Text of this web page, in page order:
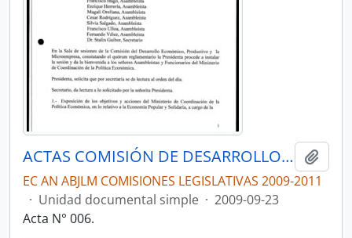
ACTAS COMISIÓN DE DESARROLLO ECONÓMICO, PRODUCTIVO Y LA MICROEMPRESA
EC AN ABJLM COMISIONES LEGISLATIVAS 2009-2011
· Unidad documental simple · 2009-09-23
Acta N° 006.